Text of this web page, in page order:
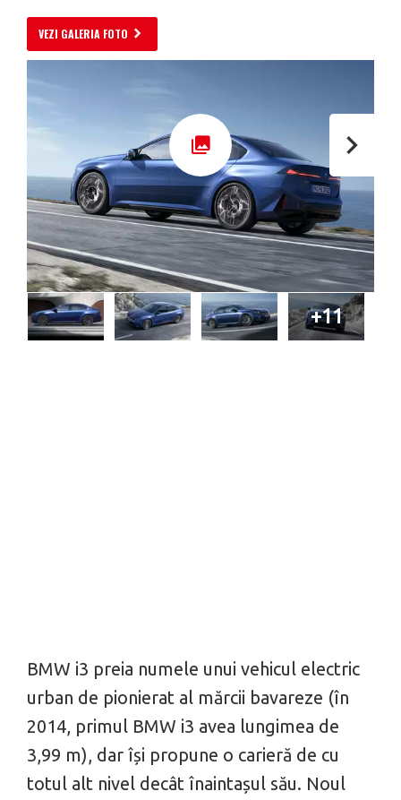
VEZI GALERIA FOTO
+11
BMW i3 preia numele unui vehicul electric
urban de pionierat al mărcii bavareze (în
2014, primul BMW i3 avea lungimea de
3,99 m), dar își propune o carieră de cu
totul alt nivel decât înaintașul său. Noul